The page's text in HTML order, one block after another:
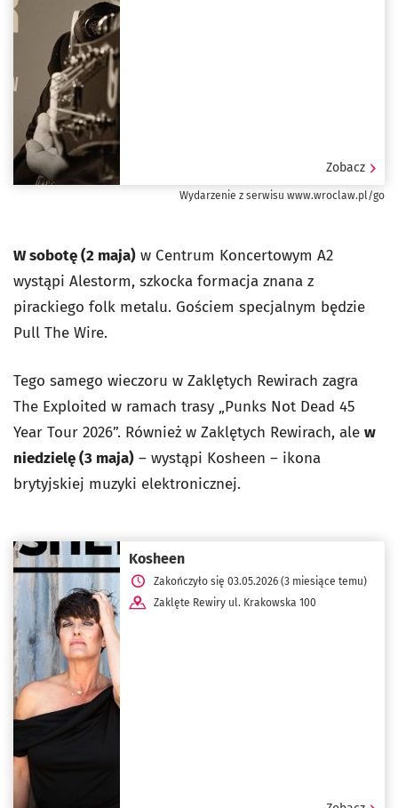
Zobacz
Wydarzenie z serwisu www.wroclaw.pl/go
W sobotę (2 maja) w Centrum Koncertowym A2
wystąpi Alestorm, szkocka formacja znana z
pirackiego folk metalu. Gościem specjalnym będzie
Pull The Wire.
Tego samego wieczoru w Zaklętych Rewirach zagra
The Exploited w ramach trasy „Punks Not Dead 45
Year Tour 2026”. Również w Zaklętych Rewirach, ale w
niedzielę (3 maja) – wystąpi Kosheen – ikona
brytyjskiej muzyki elektronicznej.
Kosheen
Zakończyło się 03.05.2026 (3 miesiące temu)
Zaklęte Rewiry ul. Krakowska 100